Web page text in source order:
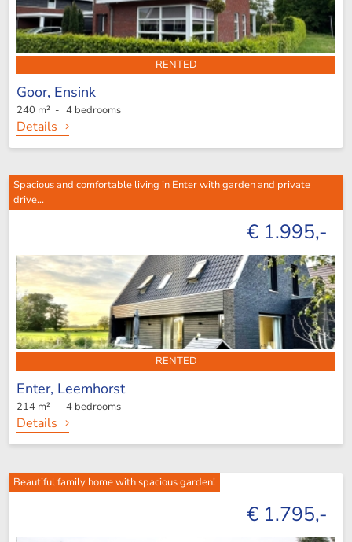
RENTED
Goor, Ensink
240 m² - 4 bedrooms
Details
Spacious and comfortable living in Enter with garden and private
drive...
€ 1.995,-
RENTED
Enter, Leemhorst
214 m² - 4 bedrooms
Details
Beautiful family home with spacious garden!
€ 1.795,-